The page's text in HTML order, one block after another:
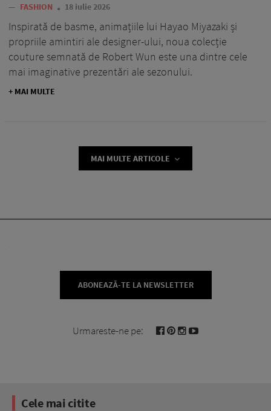
— FASHION 18 iulie 2026
Inspirată de basme, animațiile lui Hayao Miyazaki și
propriile amintiri ale designer-ului, noua colecție
couture semnată de Robert Wun este una dintre cele
mai imaginative prezentări ale sezonului.
+ MAI MULTE
MAI MULTE ARTICOLE
ABONEAZĂ-TE LA NEWSLETTER
Urmareste-ne pe:
Cele mai citite